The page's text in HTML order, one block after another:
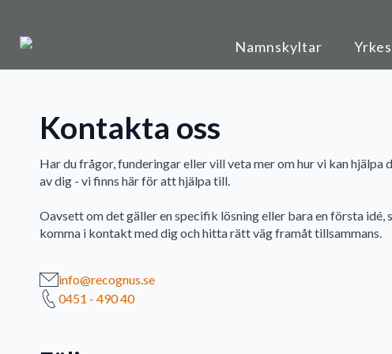
Namnskyltar
Kontakta oss
Har du frågor, funderingar eller vill veta mer om hur vi kan hjälpa
av dig - vi finns här för att hjälpa till.
Oavsett om det gäller en specifik lösning eller bara en första idé,
komma i kontakt med dig och hitta rätt väg framåt tillsammans.
info@recognus.se
0451 - 490 40